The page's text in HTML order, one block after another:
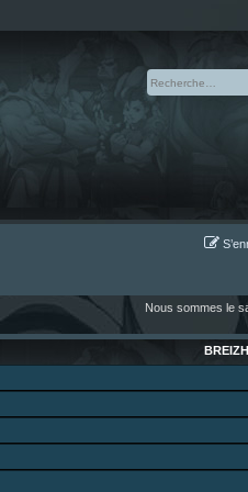
Nous sommes le